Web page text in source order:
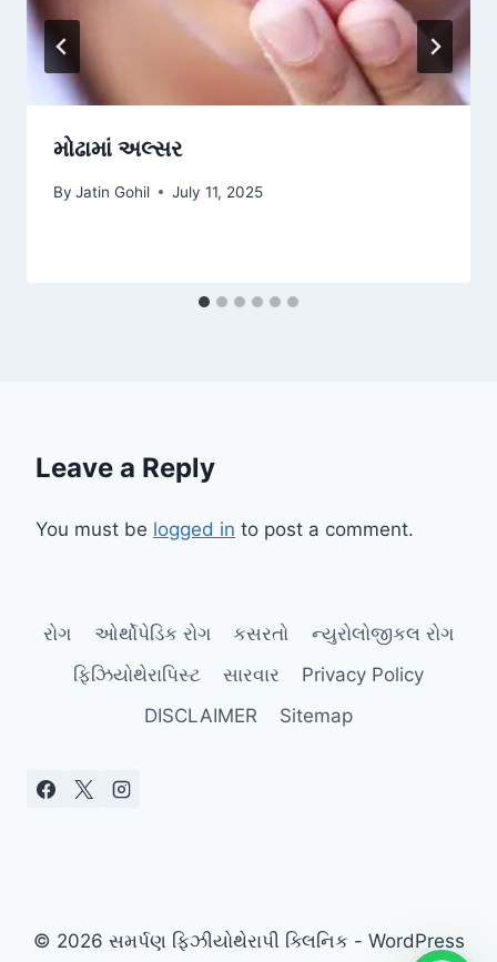
મોઢામાં અલ્સર
By Jatin Gohil July 11, 2025
Leave a Reply
You must be logged in to post a comment.
રોગ ઓર્થોપેડિક રોગ કસરતો
ન્યુરોલોજીકલ રોગ
ફિઝિયોથેરાપિસ્ટ
સારવાર
Privacy Policy
DISCLAIMER
Sitemap
© 2026 સમર્પણ ફિઝીયોથેરાપી ક્લિનિક - WordPress